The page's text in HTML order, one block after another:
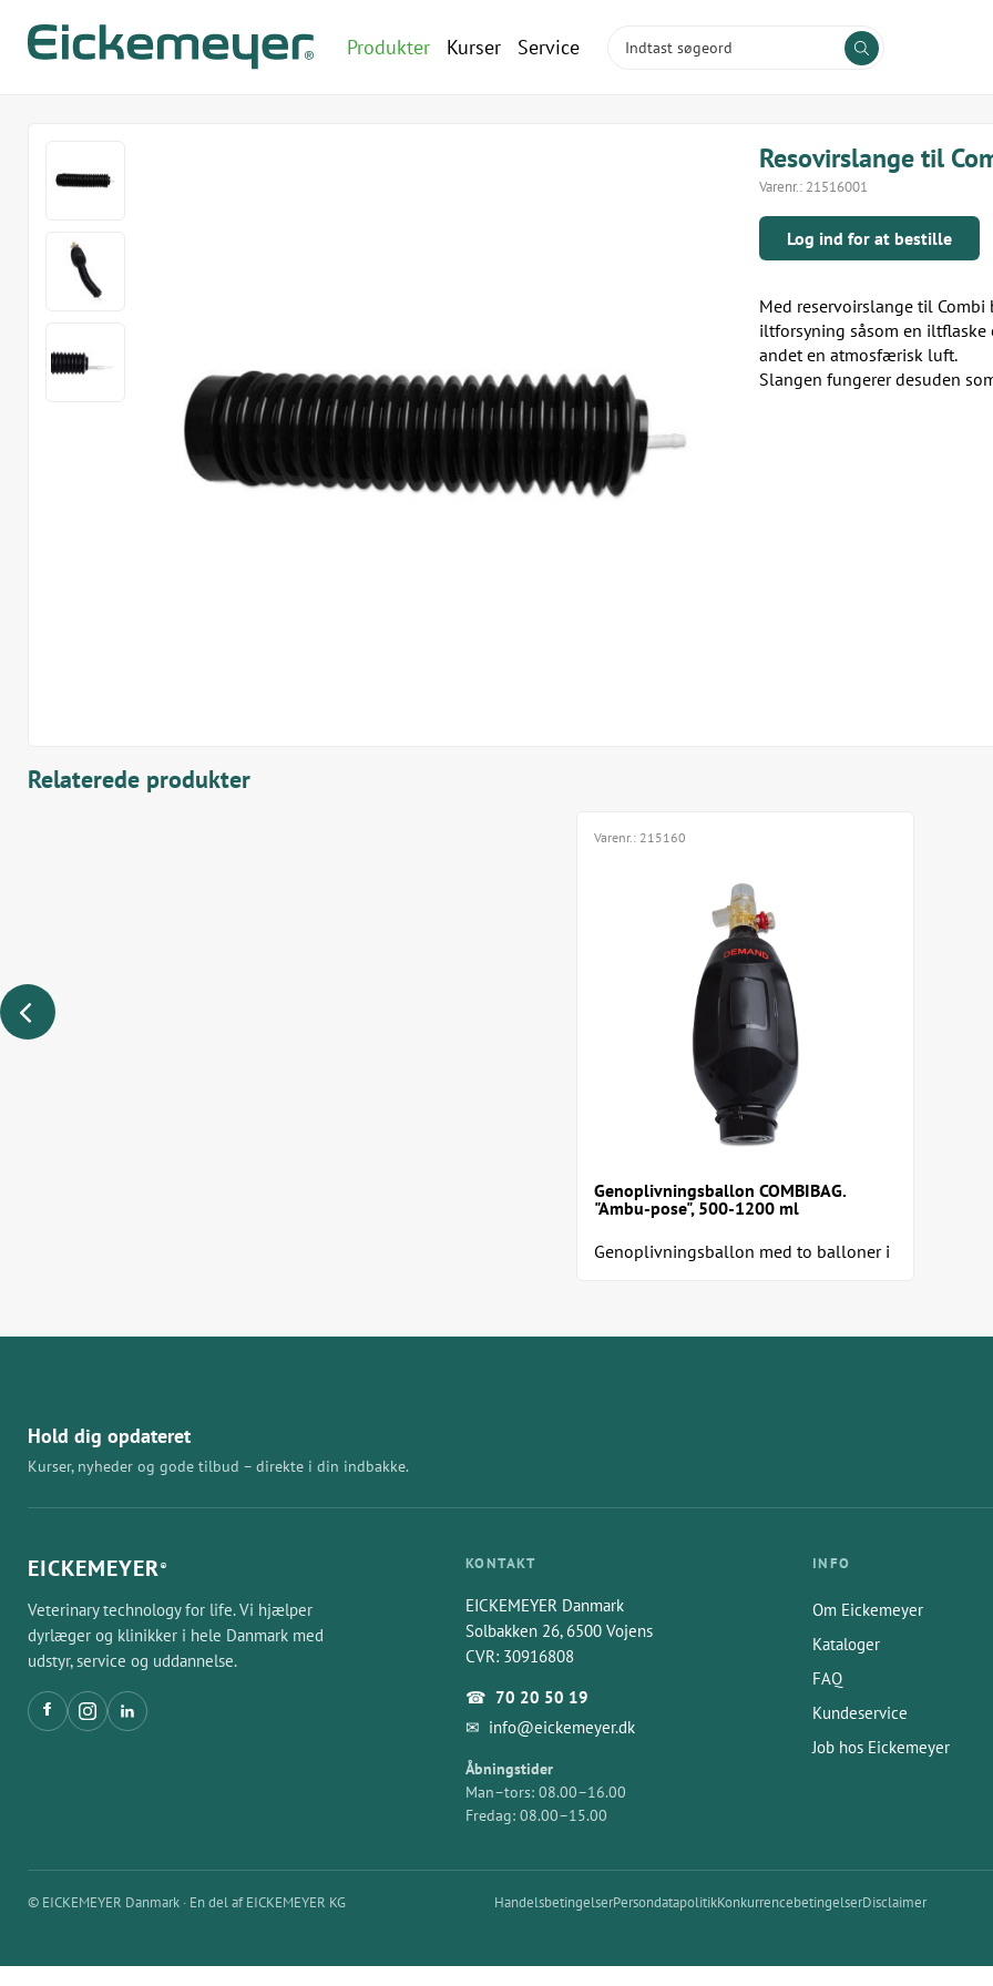
Produkter Kurser Service
Resovirslange til
Varenr.: 21516001
Log ind for at bestille
Med reservoirslange til Combi
iltforsyning såsom en
andet en atmosfærisk luft.
Slangen fungerer desuden
Relaterede produkter
Genoplivningsballon COMBIBAG.
"Ambu-pose", 500-1200 ml
Genoplivningsballon med to balloner i
Varenr.: 215160
Hold dig opdateret
Kurser, nyheder og gode tilbud – direkte i din indbakke.
EICKEMEYER®
Veterinary technology for life. Vi hjælper
dyrlæger og klinikker i hele Danmark med
udstyr, service og uddannelse.
KONTAKT
EICKEMEYER Danmark
Solbakken 26, 6500 Vojens
CVR: 30916808
☎ 70 20 50 19
✉ info@eickemeyer.dk
Åbningstider
Man–tors: 08.00–16.00
Fredag: 08.00–15.00
INFO
Om Eickemeyer
Kataloger
FAQ
Kundeservice
Job hos Eickemeyer
© EICKEMEYER Danmark · En del af EICKEMEYER KG HandelsbetingelserPersondatapolitikKonkurrencebetingelserDisclaimer